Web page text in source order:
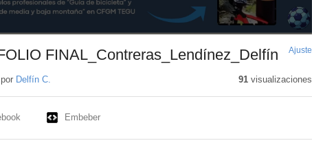
FINAL_Contreras_Lendínez_Delfín Ajuste
Delfín C. 91visualizaciones
Embeber